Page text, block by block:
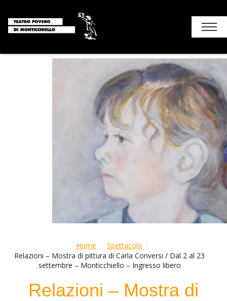
Home
Spettacolo
Relazioni – Mostra di pittura di Carla Conversi / Dal 2 al 23
settembre – Monticchiello – Ingresso libero
Relazioni – Mostra di